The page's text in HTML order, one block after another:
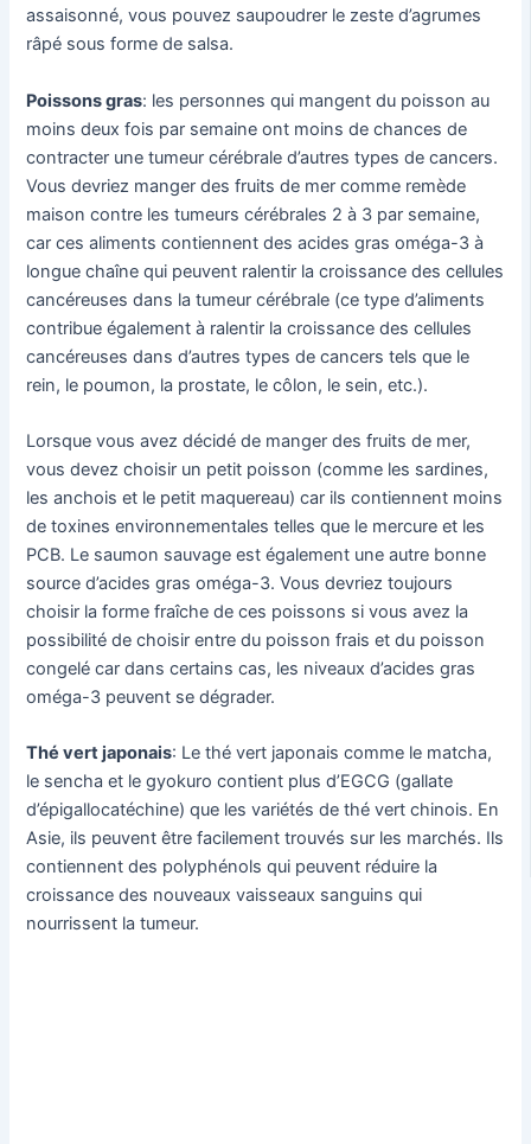
assaisonné, vous pouvez saupoudrer le zeste d’agrumes
râpé sous forme de salsa.
Poissons gras: les personnes qui mangent du poisson au
moins deux fois par semaine ont moins de chances de
contracter une tumeur cérébrale d’autres types de cancers.
Vous devriez manger des fruits de mer comme remède
maison contre les tumeurs cérébrales 2 à 3 par semaine,
car ces aliments contiennent des acides gras oméga-3 à
longue chaîne qui peuvent ralentir la croissance des cellules
cancéreuses dans la tumeur cérébrale (ce type d’aliments
contribue également à ralentir la croissance des cellules
cancéreuses dans d’autres types de cancers tels que le
rein, le poumon, la prostate, le côlon, le sein, etc.).
Lorsque vous avez décidé de manger des fruits de mer,
vous devez choisir un petit poisson (comme les sardines,
les anchois et le petit maquereau) car ils contiennent moins
de toxines environnementales telles que le mercure et les
PCB. Le saumon sauvage est également une autre bonne
source d’acides gras oméga-3. Vous devriez toujours
choisir la forme fraîche de ces poissons si vous avez la
possibilité de choisir entre du poisson frais et du poisson
congelé car dans certains cas, les niveaux d’acides gras
oméga-3 peuvent se dégrader.
Thé vert japonais: Le thé vert japonais comme le matcha,
le sencha et le gyokuro contient plus d’EGCG (gallate
d’épigallocatéchine) que les variétés de thé vert chinois. En
Asie, ils peuvent être facilement trouvés sur les marchés. Ils
contiennent des polyphénols qui peuvent réduire la
croissance des nouveaux vaisseaux sanguins qui
nourrissent la tumeur.